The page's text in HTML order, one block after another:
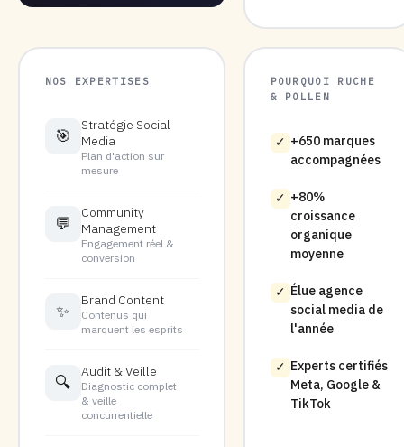
NOS EXPERTISES
🎯
Stratégie Social
Media
Plan d'action sur
mesure
💬
Community
Management
Engagement réel &
conversion
✨
Brand Content
Contenus qui
marquent les esprits
🔍
Audit & Veille
Diagnostic complet
& veille
concurrentielle
POURQUOI RUCHE
& POLLEN
✓ +650 marques
accompagnées
✓ +80%
croissance
organique
moyenne
✓ Élue agence
social media de
l'année
✓ Experts certifiés
Meta, Google &
TikTok